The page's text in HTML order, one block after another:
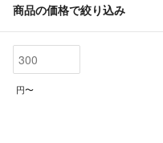
商品の価格で絞り込み
円〜